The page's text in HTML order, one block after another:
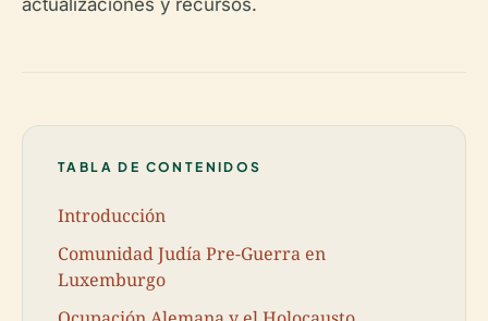
actualizaciones y recursos.
TABLA DE CONTENIDOS
Introducción
Comunidad Judía Pre-Guerra en
Luxemburgo